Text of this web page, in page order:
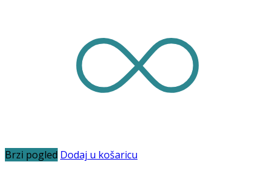
Brzi pogled Dodaj u košaricu